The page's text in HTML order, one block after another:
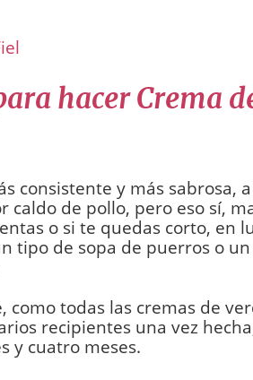
hacer Crema
consistente y más sabrosa,
caldo de pollo, pero eso sí,
o si te quedas corto, en
tipo de sopa de puerros o
como todas las cremas de
recipientes una vez
y cuatro meses.